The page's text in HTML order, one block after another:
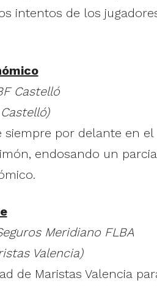
intentos de los
Castelló
siempre por delante en
endosando un
Meridiano FLBA
Valencia)
de Maristas Valencia